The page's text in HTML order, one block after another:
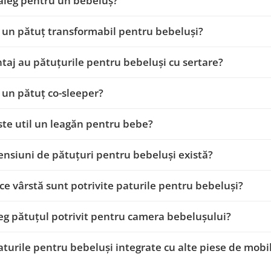
un pătuț transformabil pentru bebeluși?
au pătuțurile pentru bebeluși cu sertare?
un pătuț co-sleeper?
util un leagăn pentru bebe?
de pătuțuri pentru bebeluși există?
vârstă sunt potrivite paturile pentru bebeluși?
pătuțul potrivit pentru camera bebelușului?
pentru bebeluși integrate cu alte piese de